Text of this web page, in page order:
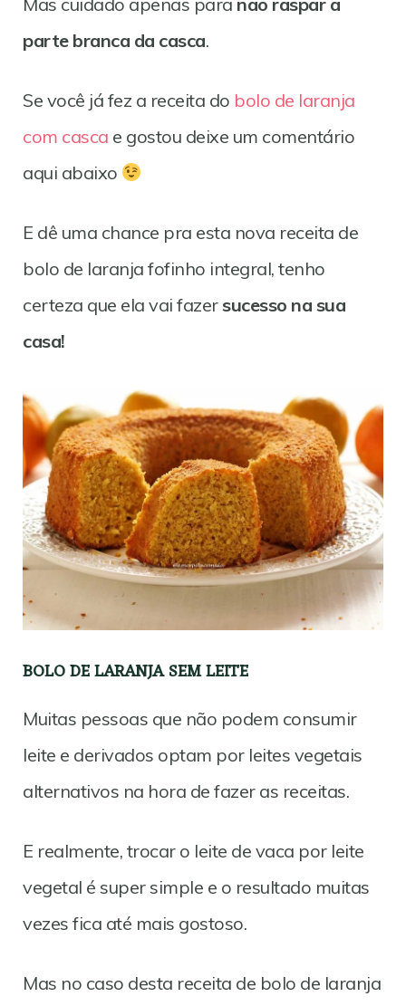
parte branca da casca.
Se você já fez a receita do bolo de laranja
com casca e gostou deixe um comentário
aqui abaixo
E dê uma chance pra esta nova receita de
bolo de laranja fofinho integral, tenho
certeza que ela vai fazersucesso na sua
casa!
BOLO DE LARANJA SEM LEITE
Muitas pessoas que não podem consumir
leite e derivados optam por leites vegetais
alternativos na hora de fazer as receitas.
E realmente, trocar o leite de vaca por leite
vegetal é super simple e o resultado muitas
vezes fica até mais gostoso.
Mas no caso desta receita de bolo de laranja